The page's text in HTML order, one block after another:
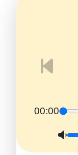
00:00